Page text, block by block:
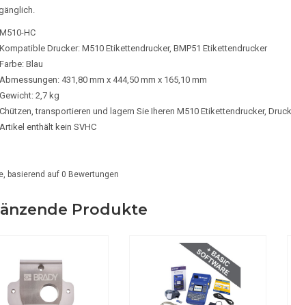
M510-HC
Kompatible Drucker: M510 Etikettendrucker, BMP51 Etikettendrucker
Farbe: Blau
Abmessungen: 431,80 mm x 444,50 mm x 165,10 mm
Gewicht: 2,7 kg
Chützen, transportieren und lagern Sie Iheren M510 Etikettendrucker,
Artikel enthält kein SVHC
basierend auf 0 Bewertungen
Produkte